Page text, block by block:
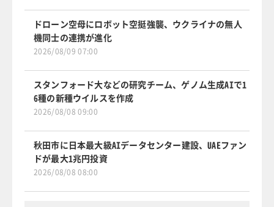
ドローン空母にロボット空挺強襲、ウクライナの無人
機同士の連携が進化
2026/08/09 07:00
スタンフォード大などの研究チーム、ゲノム生成AIで1
6種の新種ウイルスを作成
2026/08/08 09:00
秋田市に日本最大級AIデータセンター建設、UAEファン
ドが最大1兆円投資
2026/08/08 08:00